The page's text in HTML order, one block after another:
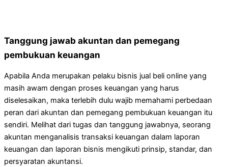
Tanggung jawab akuntan dan pemegang
pembukuan keuangan
Apabila Anda merupakan pelaku bisnis jual beli online yang
masih awam dengan proses keuangan yang harus
diselesaikan, maka terlebih dulu wajib memahami perbedaan
peran dari akuntan dan pemegang pembukuan keuangan itu
sendiri. Melihat dari tugas dan tanggung jawabnya, seorang
akuntan menganalisis transaksi keuangan dalam laporan
keuangan dan laporan bisnis mengikuti prinsip, standar, dan
persyaratan akuntansi.